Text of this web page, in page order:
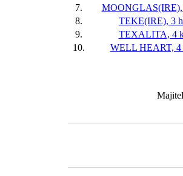
7.
MOONGLAS(IRE),
8.
TEKE(IRE), 3
9.
TEXALITA, 4
10.
WELL HEART, 4